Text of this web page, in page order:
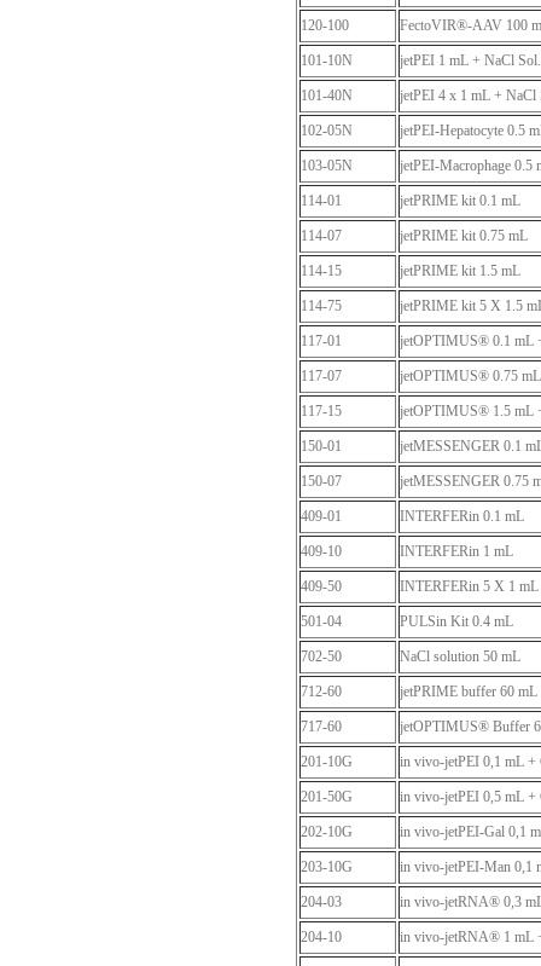
120-100 FectoVIR®-AAV 100
101-10N jetPEI 1 mL + NaCl Sol.
101-40N jetPEI 4 x 1 mL + NaCl
102-05N jetPEI-Hepatocyte 0.5
103-05N jetPEI-Macrophage 0.5
114-01 jetPRIME kit 0.1 mL
114-07 jetPRIME kit 0.75 mL
114-15 jetPRIME kit 1.5 mL
114-75 jetPRIME kit 5 X 1.5
117-01 jetOPTIMUS® 0.1 mL
117-07 jetOPTIMUS® 0.75
117-15 jetOPTIMUS® 1.5 mL
150-01 jetMESSENGER 0.1
150-07 jetMESSENGER 0.75
409-01 INTERFERin 0.1 mL
409-10 INTERFERin 1 mL
409-50 INTERFERin 5 X 1 mL
501-04 PULSin Kit 0.4 mL
702-50 NaCl solution 50 mL
712-60 jetPRIME buffer 60 mL
717-60 jetOPTIMUS® Buffer
201-10G in vivo-jetPEI 0,1 mL +
201-50G in vivo-jetPEI 0,5 mL +
202-10G in vivo-jetPEI-Gal 0,1
203-10G in vivo-jetPEI-Man 0,1
204-03 in vivo-jetRNA® 0,3
204-10 in vivo-jetRNA® 1 mL